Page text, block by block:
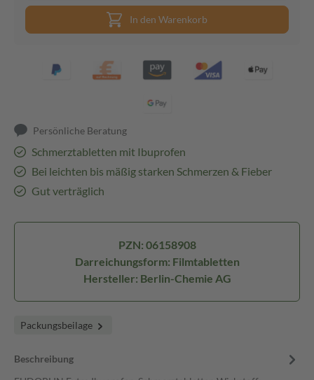
In den Warenkorb
Persönliche Beratung
Schmerztabletten mit Ibuprofen
Bei leichten bis mäßig starken Schmerzen & Fieber
Gut verträglich
PZN: 06158908
Darreichungsform: Filmtabletten
Hersteller: Berlin-Chemie AG
Packungsbeilage
Beschreibung